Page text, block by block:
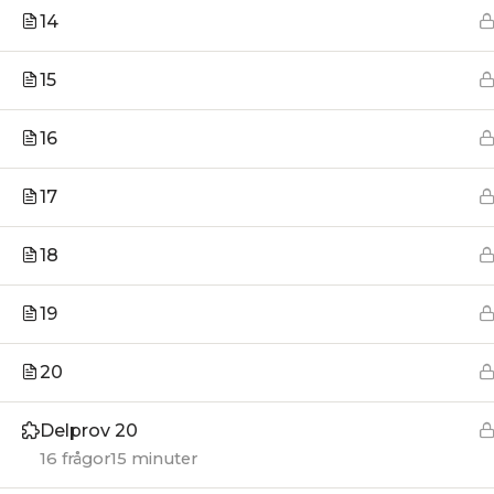
14
15
16
17
18
19
20
Delprov 20
15 minuter
16 frågor